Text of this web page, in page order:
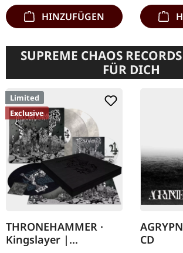
HINZUFÜGEN
SUPREME CHAOS
FÜR DICH
Limited
Exclusive
THRONEHAMMER ·
Kingslayer |
CD